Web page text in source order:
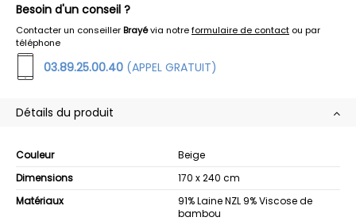
Besoin d'un conseil ?
Contacter un conseillerBrayévia notreformulaire de contact ou par
téléphone
03.89.25.00.40 (APPEL GRATUIT)
Détails du produit
Couleur
Beige
Dimensions
170 x 240 cm
Matériaux
91% Laine NZL 9% Viscose de
bambou